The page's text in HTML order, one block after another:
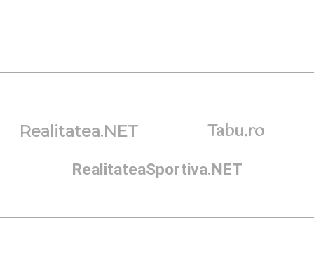
Realitatea.NET Tabu.ro
RealitateaSportiva.NET